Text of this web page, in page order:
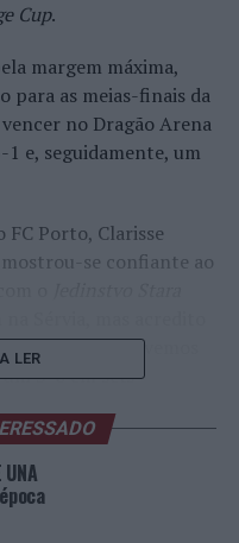
Cup.
margem máxima,
para as meias-finais da
no Dragão Arena
1 e, seguidamente, um
Porto, Clarisse
se confiante ao
e nós estivemos
um 3-0 emsets
Dragão Arena lotado,
essa situação”. E
pois, segundo
era muito hostil e isso
LER